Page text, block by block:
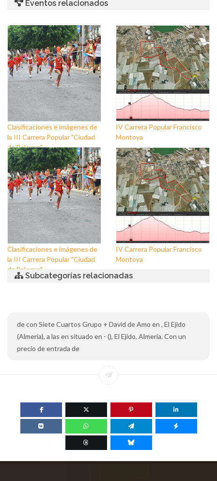
Eventos relacionados
Clasificaciones e imágenes de
la III Carrera Popular "Ciudad
de Balerma"
IV Carrera Popular Francisco
Montoya
Clasificaciones e imágenes de
la III Carrera Popular "Ciudad
de Balerma"
IV Carrera Popular Francisco
Montoya
Subcategorías relacionadas
de con Siete Cuartos Grupo + David de Amo en , El Ejido
(Almería), a las en situado en - (), El Ejido, Almería. Con un
precio de entrada de